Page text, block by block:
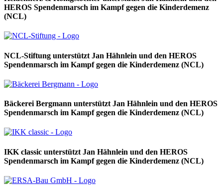
HEROS Spendenmarsch im Kampf gegen die Kinderdemenz
(NCL)
NCL-Stiftung unterstützt Jan Hähnlein und den HEROS
Spendenmarsch im Kampf gegen die Kinderdemenz (NCL)
Bäckerei Bergmann unterstützt Jan Hähnlein und den HEROS
Spendenmarsch im Kampf gegen die Kinderdemenz (NCL)
IKK classic unterstützt Jan Hähnlein und den HEROS
Spendenmarsch im Kampf gegen die Kinderdemenz (NCL)